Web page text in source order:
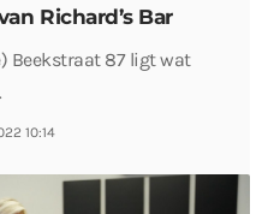
Richard’s Bar
Beekstraat 87 ligt wat
10:14